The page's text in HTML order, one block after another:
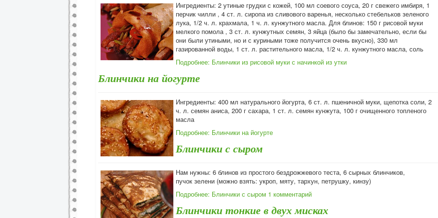
Ингредиенты: 2 утиные грудки с кожей, 100 мл соевого соуса, 20 г свежего имбиря, 1
перчик чилли , 4 ст. л. сиропа из сливового варенья, несколько стебельков зеленого
лука, 1/2 ч. л. крахмала, 1 ч. л. кунжутного масла. Для блинов: 150 г рисовой муки
мелкого помола , 3 ст. л. кунжутных семян, 3 яйца (было бы замечательно, если бы
они были утиными, но и с куриными тоже получится очень вкусно), 330 мл
газированной воды, 1 ст. л. растительного масла, 1/2 ч. л. кунжутного масла, соль
Подробнее: Блинчики из рисовой муки с начинкой из утки
Блинчики на йогурте
Ингредиенты: 400 мл натурального йогурта, 6 ст. л. пшеничной муки, щепотка соли, 2
ч. л. семян аниса, 200 г сахара, 1 ст. л. семян кунжута, 100 г очищенного топленого
масла
Подробнее: Блинчики на йогурте
Блинчики с сыром
Нам нужны: 6 блинов из простого бездрожжевого теста, 6 сырных блинчиков,
пучок зелени (можно взять: укроп, мяту, тархун, петрушку, кинзу)
Подробнее: Блинчики с сыром 1 комментарий
Блинчики тонкие в двух мисках